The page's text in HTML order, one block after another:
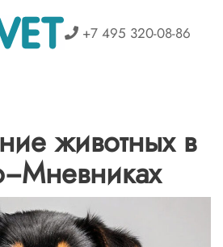
+7 495 320-08-86
животных в